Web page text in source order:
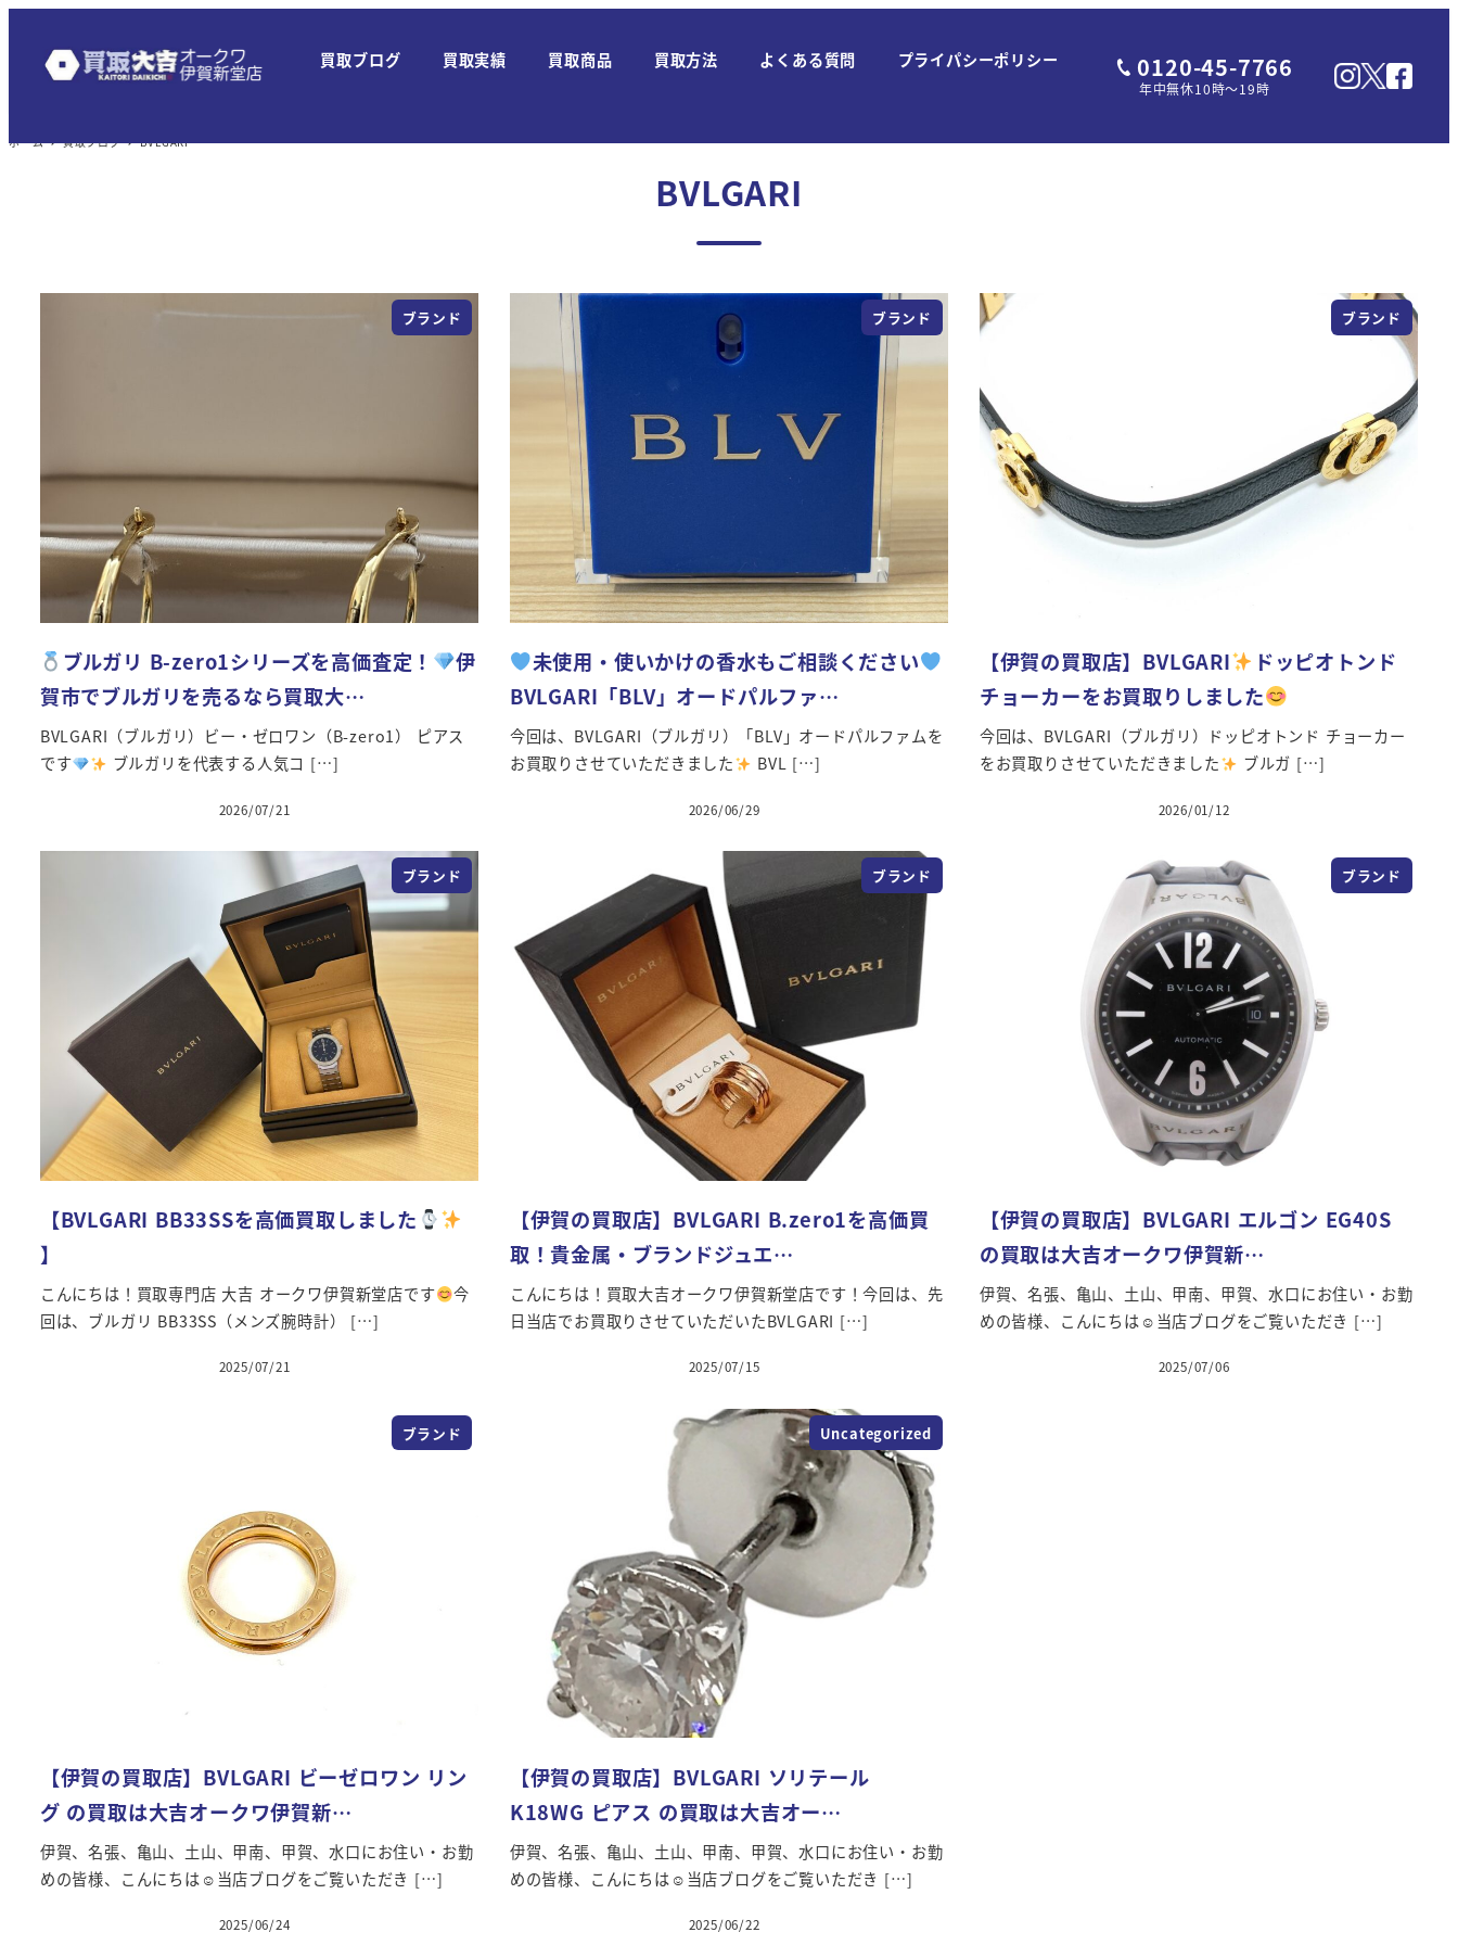
ン
買取ブログ 買取実績 買取商品 買取方法 よくある質問 プライパシーポリシー 0120-45-7766
年中無休10時～19時
ホーム 買取ブログ BVLGARI
BVLGARI
ブランド
ブルガリ B-zero1シリーズを高価査定！
伊
賀市でブルガリを売るなら買取大…
BVLGARI（ブルガリ）ビー・ゼロワン（B-zero1） ピアス
です
ブルガリを代表する人気コ […]
投稿日
2026/07/21
ブランド
未使用・使いかけの香水もご相談ください
BVLGARI「BLV」オードパルファ…
今回は、BVLGARI（ブルガリ）「BLV」オードパルファムを
お買取りさせていただきました
BVL […]
投稿日
2026/06/29
ブランド
【伊賀の買取店】BVLGARI
ドッピオトンド
チョーカーをお買取りしました
今回は、BVLGARI（ブルガリ）ドッピオトンド チョーカー
をお買取りさせていただきました
ブルガ […]
投稿日
2026/01/12
ブランド
【BVLGARI BB33SSを高価買取しました
】
こんにちは！買取専門店 大吉 オークワ伊賀新堂店です
今
回は、ブルガリ BB33SS（メンズ腕時計） […]
投稿日
2025/07/21
ブランド
【伊賀の買取店】BVLGARI B.zero1を高価買
取！貴金属・ブランドジュエ…
こんにちは！買取大吉オークワ伊賀新堂店です！今回は、先
日当店でお買取りさせていただいたBVLGARI […]
投稿日
2025/07/15
ブランド
【伊賀の買取店】BVLGARI エルゴン EG40S
の買取は大吉オークワ伊賀新…
伊賀、名張、亀山、土山、甲南、甲賀、水口にお住い・お勤
めの皆様、こんにちは☺当店ブログをご覧いただき […]
投稿日
2025/07/06
ブランド
【伊賀の買取店】BVLGARI ビーゼロワン リン
グ の買取は大吉オークワ伊賀新…
伊賀、名張、亀山、土山、甲南、甲賀、水口にお住い・お勤
めの皆様、こんにちは☺当店ブログをご覧いただき […]
投稿日
2025/06/24
Uncategorized
【伊賀の買取店】BVLGARI ソリテール
K18WG ピアス の買取は大吉オー…
伊賀、名張、亀山、土山、甲南、甲賀、水口にお住い・お勤
めの皆様、こんにちは☺当店ブログをご覧いただき […]
投稿日
2025/06/22